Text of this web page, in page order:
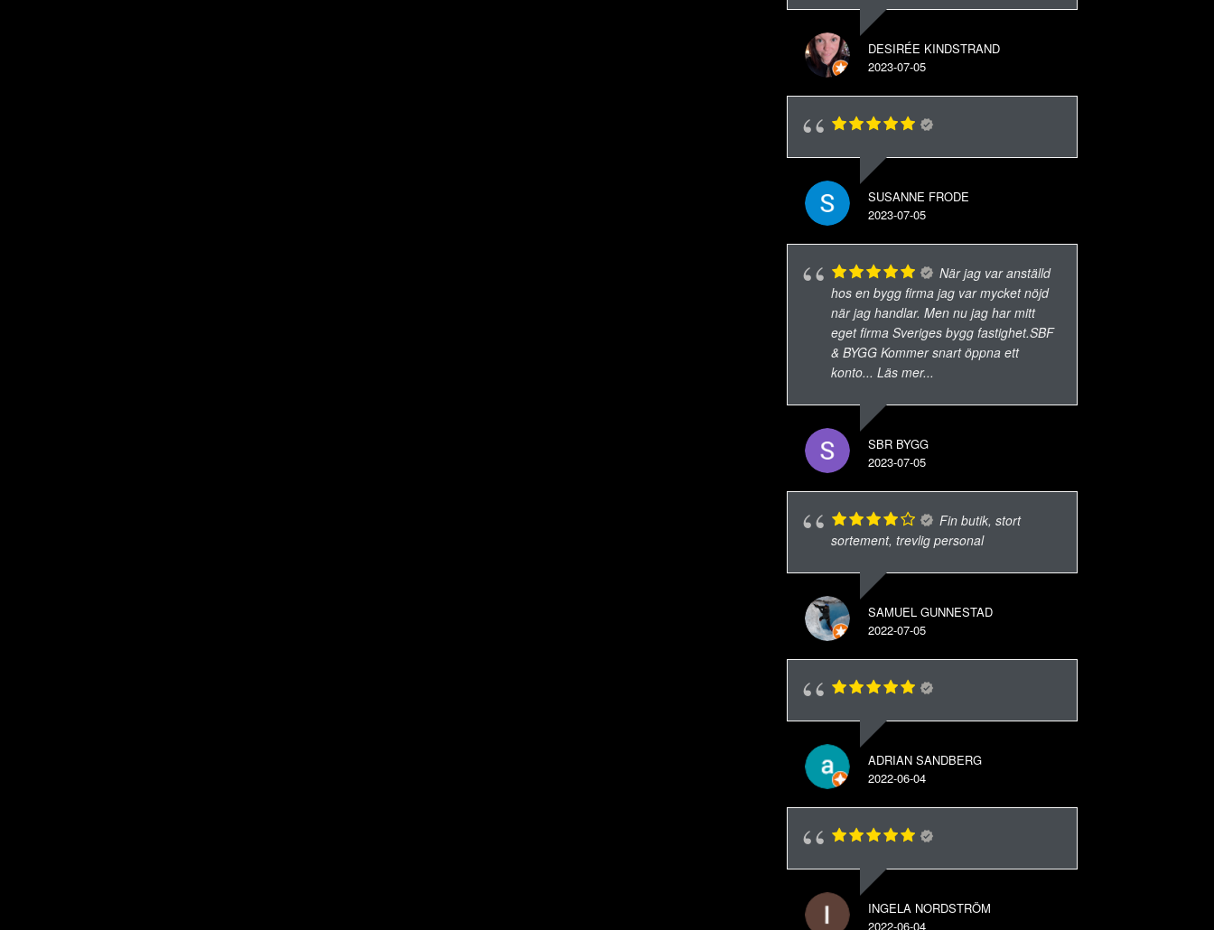
DESIRÉE KINDSTRAND
2023-07-05
SUSANNE FRODE
2023-07-05
När jag var anställd
hos en bygg firma jag var mycket nöjd
när jag handlar. Men nu jag har mitt
eget firma Sveriges bygg fastighet.SBF
& BYGG Kommer snart öppna ett
konto... Läs mer...
SBR BYGG
2023-07-05
Fin butik, stort
sortement, trevlig personal
SAMUEL GUNNESTAD
2022-07-05
ADRIAN SANDBERG
2022-06-04
INGELA NORDSTRÖM
2022-06-04